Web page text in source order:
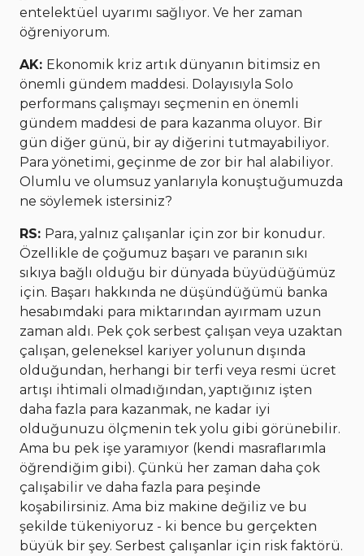
entelektüel uyarımı sağlıyor. Ve her zaman
öğreniyorum.
AK: Ekonomik kriz artık dünyanın bitimsiz en
önemli gündem maddesi. Dolayısıyla Solo
performans çalışmayı seçmenin en önemli
gündem maddesi de para kazanma oluyor. Bir
gün diğer günü, bir ay diğerini tutmayabiliyor.
Para yönetimi, geçinme de zor bir hal alabiliyor.
Olumlu ve olumsuz yanlarıyla konuştuğumuzda
ne söylemek istersiniz?
RS: Para, yalnız çalışanlar için zor bir konudur.
Özellikle de çoğumuz başarı ve paranın sıkı
sıkıya bağlı olduğu bir dünyada büyüdüğümüz
için. Başarı hakkında ne düşündüğümü banka
hesabımdaki para miktarından ayırmam uzun
zaman aldı. Pek çok serbest çalışan veya uzaktan
çalışan, geleneksel kariyer yolunun dışında
olduğundan, herhangi bir terfi veya resmi ücret
artışı ihtimali olmadığından, yaptığınız işten
daha fazla para kazanmak, ne kadar iyi
olduğunuzu ölçmenin tek yolu gibi görünebilir.
Ama bu pek işe yaramıyor (kendi masraflarımla
öğrendiğim gibi). Çünkü her zaman daha çok
çalışabilir ve daha fazla para peşinde
koşabilirsiniz. Ama biz makine değiliz ve bu
şekilde tükeniyoruz - ki bence bu gerçekten
büyük bir şey. Serbest çalışanlar için risk faktörü.